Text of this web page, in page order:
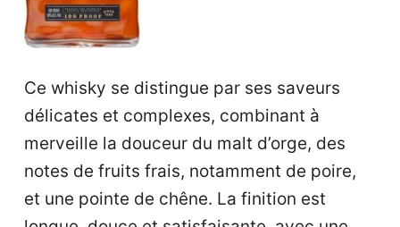
Ce whisky se distingue par ses saveurs
délicates et complexes, combinant à
merveille la douceur du malt d’orge, des
notes de fruits frais, notamment de poire,
et une pointe de chêne. La finition est